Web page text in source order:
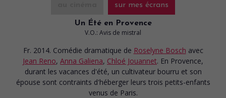
sur mes écrans
Un Été en Provence
V.O.: Avis de mistral
Fr. 2014. Comédie dramatique de Roselyne Bosch avec
Jean Reno, Anna Galiena, Chloé Jouannet. En Provence,
durant les vacances d'été, un cultivateur bourru et son
épouse sont contraints d'héberger leurs trois petits-enfants
venus de Paris.